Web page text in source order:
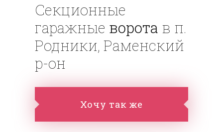
Секционные
гаражные ворота в п.
Родники, Раменский
р-он
Хочу так же